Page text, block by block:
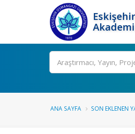
Ara
ANA SAYFA SON EKLENEN